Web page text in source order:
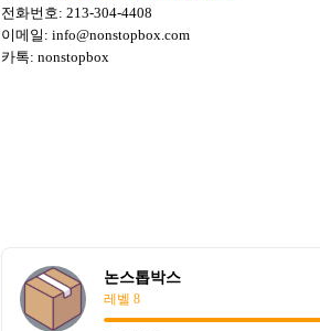
전화번호: 213-304-4408
이메일: info@nonstopbox.com
카톡: nonstopbox
논스톱박스
레벨 8